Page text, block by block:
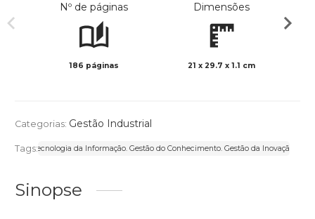
Nº de páginas
186 páginas
Dimensões
21 x 29.7 x 1.1 cm
Categorias: Gestão Industrial
Tags:Tecnologia da Informação. Gestão do Conhecimento. Gestão da Inovação.
Sinopse